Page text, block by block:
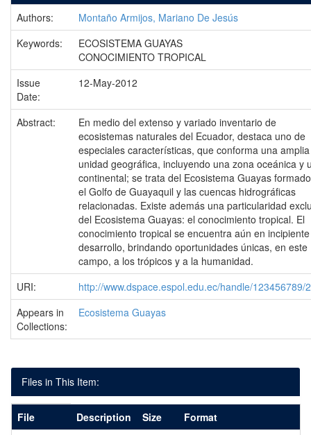
Authors:
Montaño Armijos, Mariano De Jesús
Keywords:
ECOSISTEMA GUAYAS
CONOCIMIENTO TROPICAL
Issue
Date:
12-May-2012
Abstract:
En medio del extenso y variado inventario de
ecosistemas naturales del Ecuador, destaca uno de
especiales características, que conforma una amplia
unidad geográfica, incluyendo una zona oceánica y
continental; se trata del Ecosistema Guayas
el Golfo de Guayaquil y las cuencas hidrográficas
relacionadas. Existe además una particularidad
del Ecosistema Guayas: el conocimiento tropical. El
conocimiento tropical se encuentra aún en incipiente
desarrollo, brindando oportunidades únicas, en este
campo, a los trópicos y a la humanidad.
URI:
http://www.dspace.espol.edu.ec/handle/123456789/
Appears in
Collections:
Ecosistema Guayas
Files in This Item:
File Description Size
Format